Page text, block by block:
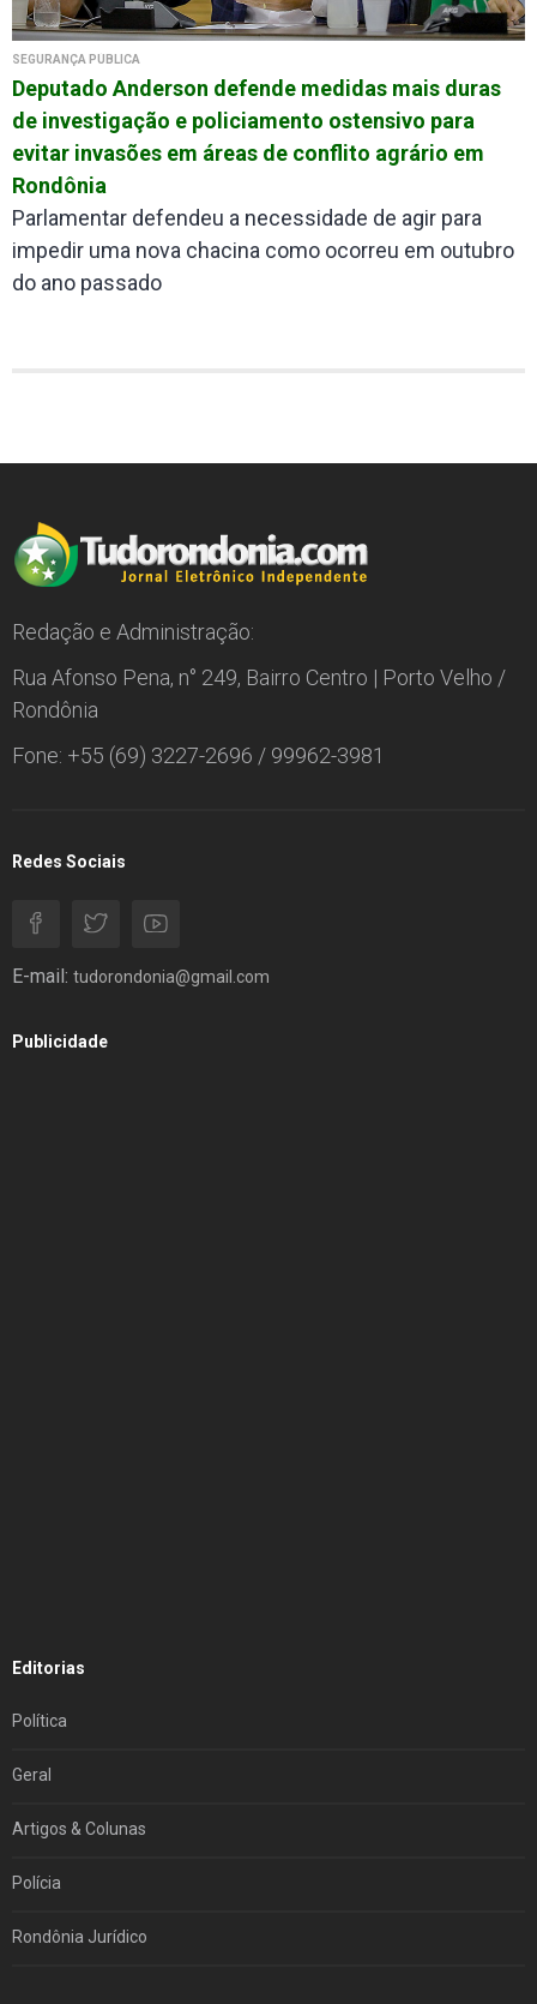
SEGURANÇA PÚBLICA
Deputado Anderson defende medidas mais duras
de investigação e policiamento ostensivo para
evitar invasões em áreas de conflito agrário em
Rondônia
Parlamentar defendeu a necessidade de agir para
impedir uma nova chacina como ocorreu em outubro
do ano passado
Redação e Administração:
Rua Afonso Pena, n° 249, Bairro Centro | Porto Velho /
Rondônia
Fone: +55 (69) 3227-2696 / 99962-3981
Redes Sociais
E-mail: tudorondonia@gmail.com
Publicidade
Editorias
Política
Geral
Artigos & Colunas
Polícia
Rondônia Jurídico